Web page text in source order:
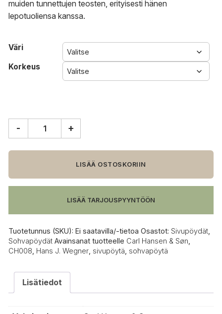
muiden tunnettujen teosten, erityisesti hänen
lepotuoliensa kanssa.
Väri
Korkeus
&
CH008
sohvapöytä,
määrä
- +
LISÄÄ OSTOSKORIIN
LISÄÄ TARJOUSPYYNTÖÖN
Tuotetunnus (SKU): Ei saatavilla/-tietoa Osastot: Sivupöydät
Sohvapöydät Avainsanat tuotteelle Carl Hansen & Søn
CH008 Hans J. Wegner sivupöytä sohvapöytä
Lisätiedot